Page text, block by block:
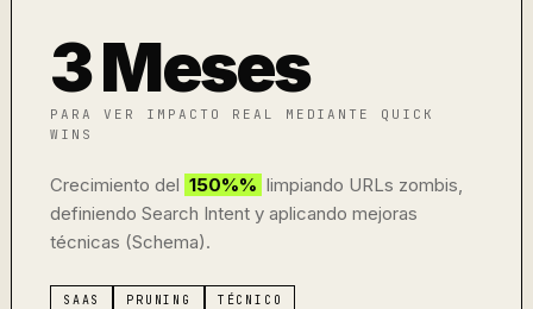
3 Meses
PARA VER IMPACTO REAL MEDIANTE QUICK
WINS
Crecimiento del 150%% limpiando URLs zombis,
definiendo Search Intent y aplicando mejoras
técnicas (Schema).
SAAS PRUNING TÉCNICO